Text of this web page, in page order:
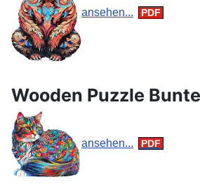
ansehen...
Wooden Puzzle
ansehen...